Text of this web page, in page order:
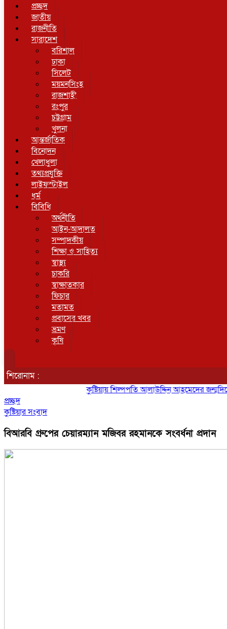
প্রচ্ছদ
জাতীয়
রাজনীতি
সারাদেশ
বরিশাল
ঢাকা
সিলেট
ময়মনসিংহ
রাজশাহী
রংপুর
চট্টগ্রাম
খুলনা
আন্তর্জাতিক
বিনোদন
খেলাধুলা
তথ্যপ্রযুক্তি
লাইফস্টাইল
ধর্ম
বিবিধি
অর্থনীতি
আইন-আদালত
সম্পাদকীয়
শিক্ষা ও সাহিত্য
স্বাস্থ্য
চাকরি
স্বাক্ষাতকার
ফিচার
মতামত
প্রবাসের খবর
ভ্রমণ
কৃষি
শিরোনাম :
কুষ্টিয়ায় শিল্পপতি আলাউদ্দিন আহমেদের জন্মদিনে
প্রচ্ছদ
কুষ্টিয়ার সংবাদ
বিআরবি গ্রুপের চেয়ারম্যান মজিবর রহমানকে সংবর্ধনা প্রদান